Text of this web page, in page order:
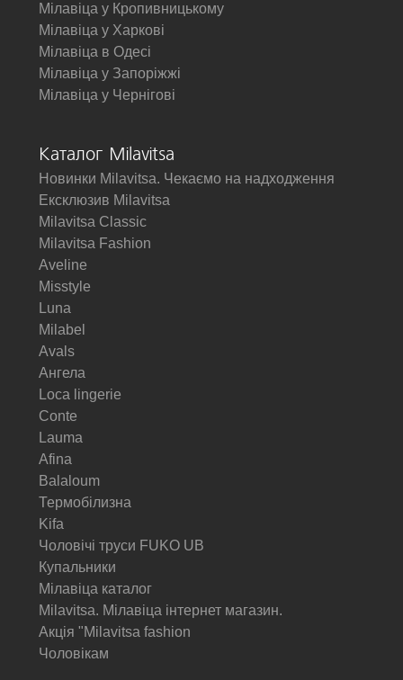
Мілавіца у Кропивницькому
Мілавіца у Харкові
Мілавіца в Одесі
Мілавіца у Запоріжжі
Мілавіца у Чернігові
Каталог Milavitsa
Новинки Milavitsa. Чекаємо на надходження
Ексклюзив Milavitsa
Milavitsa Classic
Milavitsa Fashion
Aveline
Misstyle
Luna
Milabel
Avals
Ангела
Loca lingerie
Conte
Lauma
Afina
Balaloum
Термобілизна
Kifa
Чоловічі труси FUKO UB
Купальники
Мілавіца каталог
Milavitsa. Мілавіца інтернет магазин.
Акція "Milavitsa fashion
Чоловікам